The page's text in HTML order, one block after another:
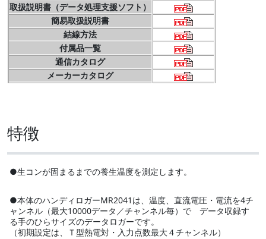
取扱説明書（データ処理支援ソフト）
簡易取扱説明書
結線方法
付属品一覧
通信カタログ
メーカーカタログ
特徴
●生コンが固まるまでの養生温度を測定します。
●本体のハンディロガーMR2041は、温度、直流電圧・電流を4チ
ャンネル（最大10000データ／チャンネル毎）で データ収録す
る手のひらサイズのデータロガーです。
（初期設定は、Ｔ型熱電対・入力点数最大４チャンネル）